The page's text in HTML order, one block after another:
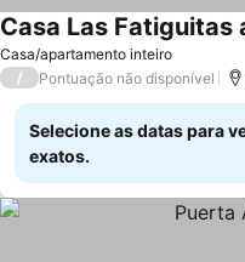
Casa/apartamento inteiro
/ Pontuação não disponível
Selecione as datas para
exatos.